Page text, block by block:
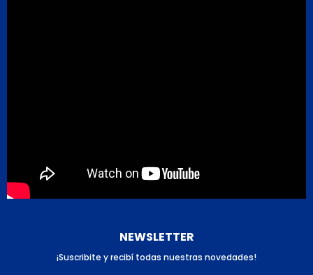
NEWSLETTER
¡Suscribite y recibí todas nuestras novedades!